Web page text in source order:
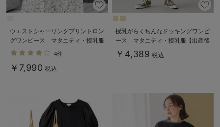
ウエストシャーリングプリントロン
グワンピース マタニティ・授乳服
【出産後も長く使える】
4件
￥7,990 税込
授乳がらくちんなドッキングワンピ
ース マタニティ・授乳服【出産後
も長く使える】Rosemadame（ロ
ーズマダム）
￥4,389 税込